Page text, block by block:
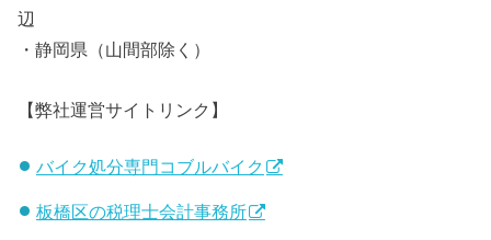
辺
・静岡県（山間部除く）
【弊社運営サイトリンク】
バイク処分専門コブルバイク
板橋区の税理士会計事務所